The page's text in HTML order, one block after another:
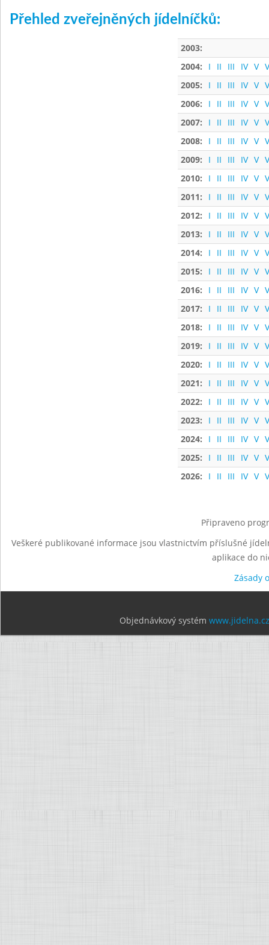
Přehled zveřejněných jídelníčků:
2003:
2004:
I II III IV V
2005:
I II III IV V
2006:
I II III IV V
2007:
I II III IV V
2008:
I II III IV V
2009:
I II III IV V
2010:
I II III IV V
2011:
I II III IV V
2012:
I II III IV V
2013:
I II III IV V
2014:
I II III IV V
2015:
I II III IV V
2016:
I II III IV V
2017:
I II III IV V
2018:
I II III IV V
2019:
I II III IV V
2020:
I II III IV V
2021:
I II III IV V
2022:
I II III IV V
2023:
I II III IV V
2024:
I II III IV V
2025:
I II III IV V
2026:
I II III IV V
Připraveno
Veškeré publikované informace jsou vlastnictvím příslušné
aplikace do
Zásady
Objednávkový systém www.jidelna.cz